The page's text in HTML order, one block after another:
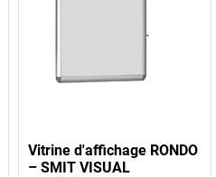
Vitrine d'affichage RONDO
– SMIT VISUAL